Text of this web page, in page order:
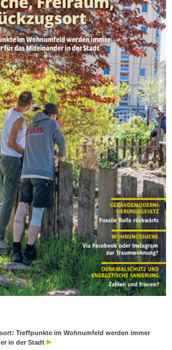
Treffpunkte im Wohnumfeld werden immer
in der Stadt